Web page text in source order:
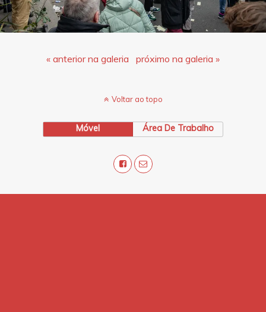
« anterior na galeria próximo na galeria »
Voltar ao topo
Móvel Área De Trabalho